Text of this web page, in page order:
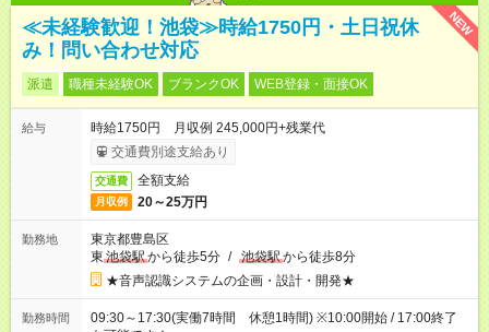
NEW
≪未経験歓迎！池袋≫時給1750円・土日祝休
み！問い合わせ対応
派遣 職種未経験OK ブランクOK WEB登録・面接OK
給与
時給1750円 月収例 245,000円+残業代
交通費別途支給あり
交通費 全額支給
月収例 20～25万円
勤務地
東京都豊島区
東 池袋駅から徒歩5分 / 池袋駅から徒歩8分
★音声認識システムの企画・設計・開発★
勤務時間
09:30～17:30(実働7時間 休憩1時間) ※10:00開始 / 17:00終了